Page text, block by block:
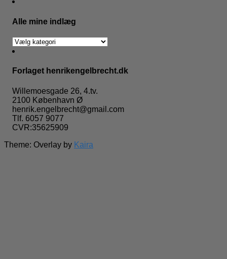
Alle mine indlæg
Alle
mine
Forlaget henrikengelbrecht.dk
Willemoesgade 26, 4.tv.
2100 København Ø
henrik.engelbrecht@gmail.com
Tlf. 6057 9077
CVR:35625909
Theme: Overlay by Kaira